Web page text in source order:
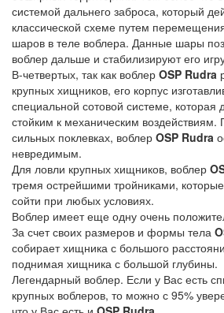
системой дальнего заброса, который
классической схеме путем
шаров в теле воблера. Данные шары
воблер дальше и стабилизируют его
В-четвертых, так как воблер OSP Rudra
крупных хищников, его корпус
специальной сотовой системе, которая
стойким к механическим
сильных поклевках, воблер OSP Rudra
невредимым.
Для ловли крупных хищников, воблер
тремя острейшими тройниками,
сойти при любых условиях.
Воблер имеет еще одну очень
За счет своих размеров и формы тела
собирает хищника с большого
поднимая хищника с большой глубины.
Легендарный воблер. Если у Вас есть
крупных воблеров, то можно с 95%